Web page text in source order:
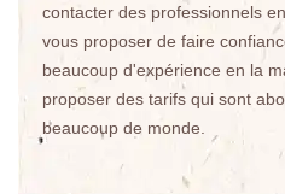
contacter des professionnels
vous proposer de faire
beaucoup d'expérience en la
proposer des tarifs qui sont
beaucoup de monde.